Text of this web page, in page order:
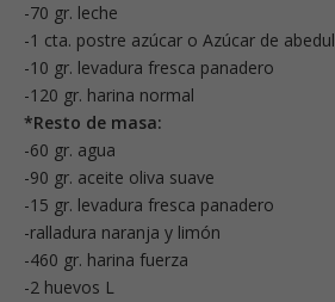
-70 gr. leche
-1 cta. postre azúcar o Azúcar de abedul
-10 gr. levadura fresca panadero
-120 gr. harina normal
*Resto de masa:
-60 gr. agua
-90 gr. aceite oliva suave
-15 gr. levadura fresca panadero
-ralladura naranja y limón
-460 gr. harina fuerza
-2 huevos L